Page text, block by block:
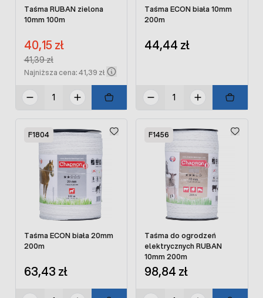
Taśma RUBAN zielona
10mm 100m
Cena promocyjna:
40,15 zł
Regular Price:
41,39 zł
Najniższa cena: 41,39 zł
Taśma ECON biała 10mm
200m
44,44 zł
F1804
Taśma ECON biała 20mm
200m
63,43 zł
F1456
Taśma do ogrodzeń
elektrycznych RUBAN
10mm 200m
98,84 zł